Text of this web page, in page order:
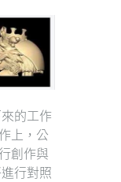
的工作
上，公
創作與
行對照